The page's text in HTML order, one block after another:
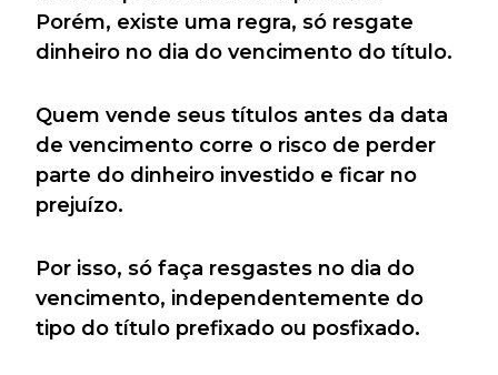
Porém, existe uma regra, só resgate
dinheiro no dia do vencimento do título.
Quem vende seus títulos antes da data
de vencimento corre o risco de perder
parte do dinheiro investido e ficar no
prejuízo.
Por isso, só faça resgastes no dia do
vencimento, independentemente do
tipo do título prefixado ou posfixado.